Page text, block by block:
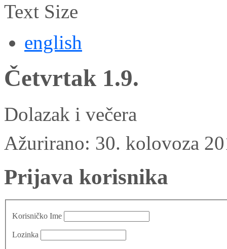
Text Size
english
Četvrtak 1.9.
Dolazak i večera
Ažurirano: 30. kolovoza
Prijava korisnika
Korisničko Ime
Lozinka